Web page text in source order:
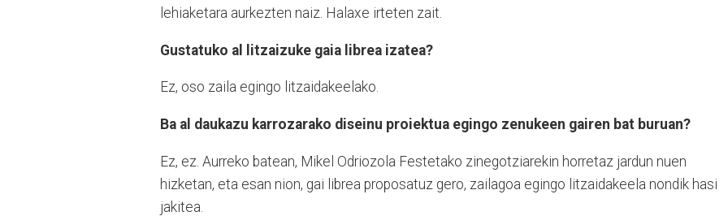
lehiaketara aurkezten naiz. Halaxe irteten zait.
Gustatuko al litzaizuke gaia librea izatea?
Ez, oso zaila egingo litzaidakeelako.
Ba al daukazu karrozarako diseinu proiektua egingo zenukeen gairen bat buruan?
Ez, ez. Aurreko batean, Mikel Odriozola Festetako zinegotziarekin horretaz jardun nuen
hizketan, eta esan nion, gai librea proposatuz gero, zailagoa egingo litzaidakeela nondik hasi
jakitea.